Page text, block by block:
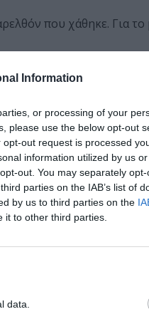
Information
or processing of your
please use the below opt-out
out request is processed
information utilized by us
out. You may separately
parties on the IAB’s list of
by us to third parties on the
it to other third parties.
data.
που χάθηκε. Για
των ηττημένων»
σε κάθε πλευρά. Τα
πολέμους του κόσμου…
Με εργαλεία τον λόγο,
μπροστά στην
την ακατάλυτη
και την άκριτη